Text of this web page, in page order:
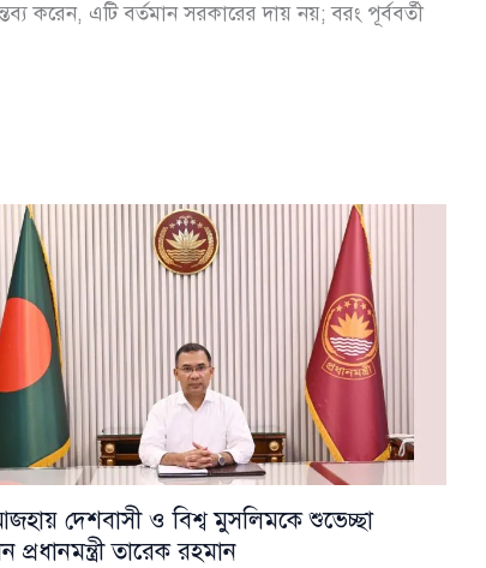
করেন, এটি বর্তমান সরকারের দায় নয়; বরং পূর্ববর্তী
দেশবাসী ও বিশ্ব মুসলিমকে শুভেচ্ছা
প্রধানমন্ত্রী তারেক রহমান